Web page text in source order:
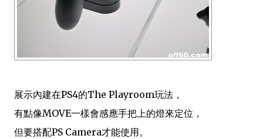
展示內建在PS4的The Playroom玩法，
有點像MOVE一樣會感應手把上的燈來定位，
但要搭配PS Camera才能使用。